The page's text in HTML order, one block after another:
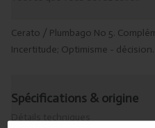
Cerato / Plumbago No 5.
Incertitude; Optimisme -
Spécifications & origine